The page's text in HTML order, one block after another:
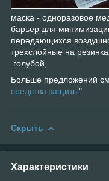
маска - одноразовое
барьер для
передающихся
трехслойные на
голубой,
Больше предложений
средства защиты"
Скрыть
Характеристики